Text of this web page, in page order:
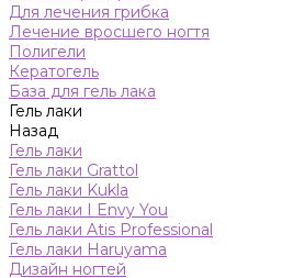
Для лечения грибка
Лечение вросшего ногтя
Полигели
Кератогель
База для гель лака
Гель лаки
Назад
Гель лаки
Гель лаки Grattol
Гель лаки Kukla
Гель лаки I Envy You
Гель лаки Atis Professional
Гель лаки Haruyama
Дизайн ногтей